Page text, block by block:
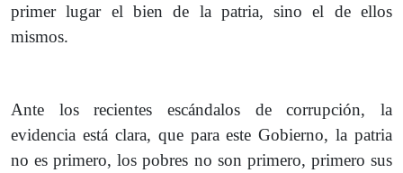
primer lugar el bien de la patria, sino el de ellos
mismos.
Ante los recientes escándalos de corrupción, la
evidencia está clara, que para este Gobierno, la patria
no es primero, los pobres no son primero, primero sus